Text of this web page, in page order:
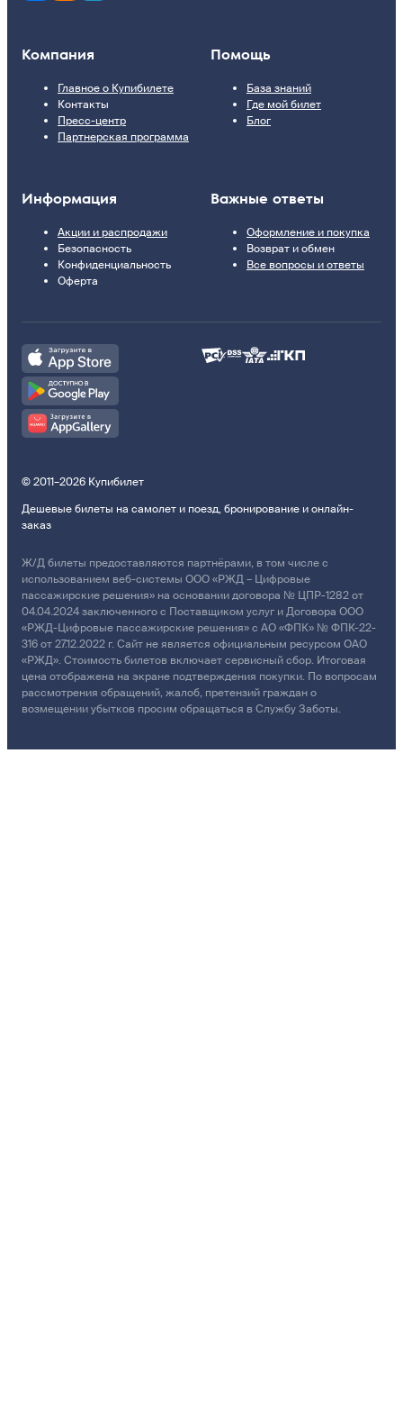
Компания
Главное о Купибилете
Контакты
Пресс-центр
Партнерская программа
Помощь
База знаний
Где мой билет
Блог
Информация
Акции и распродажи
Безопасность
Конфиденциальность
Оферта
Важные ответы
Оформление и покупка
Возврат и обмен
Все вопросы и ответы
© 2011–2026 Купибилет
Дешевые билеты на самолет и поезд, бронирование и онлайн-
заказ
Ж/Д билеты предоставляются партнёрами, в том числе с
использованием веб-системы ООО «РЖД – Цифровые
пассажирские решения» на основании договора № ЦПР-1282 от
04.04.2024 заключенного с Поставщиком услуг и Договора ООО
«РЖД-Цифровые пассажирские решения» с АО «ФПК» № ФПК-22-
316 от 27.12.2022 г. Сайт не является официальным ресурсом ОАО
«РЖД». Стоимость билетов включает сервисный сбор. Итоговая
цена отображена на экране подтверждения покупки. По вопросам
рассмотрения обращений, жалоб, претензий граждан о
возмещении убытков просим обращаться в Службу Заботы.